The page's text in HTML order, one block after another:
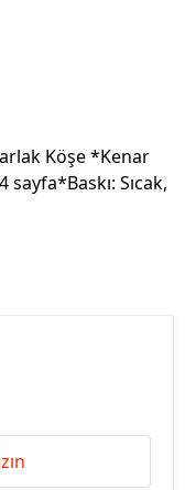
Köşe *Kenar
Sıcak,